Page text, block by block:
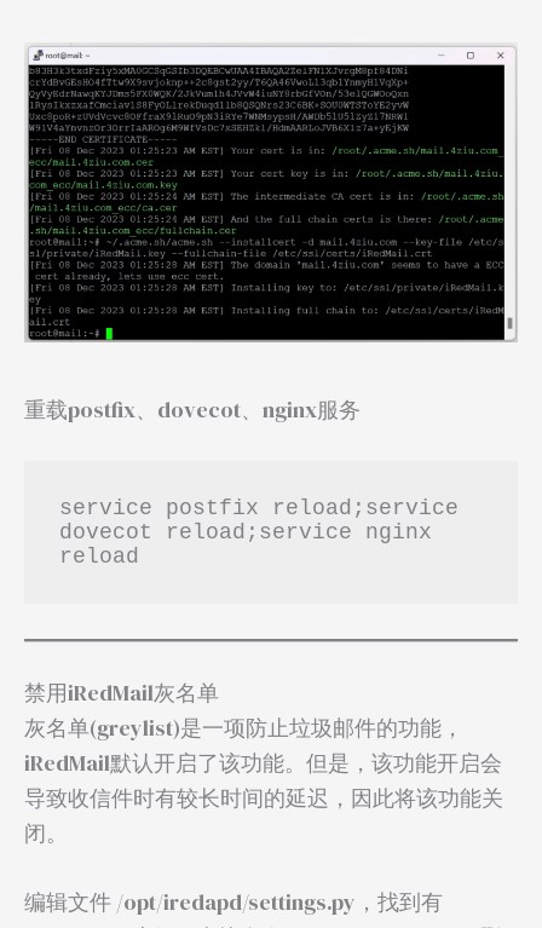
重载postfix、dovecot、nginx服务
service postfix reload;service
dovecot reload;service nginx
reload
禁用iRedMail灰名单
灰名单(greylist)是一项防止垃圾邮件的功能，
iRedMail默认开启了该功能。但是，该功能开启会
导致收信件时有较长时间的延迟，因此将该功能关
闭。
编辑文件 /opt/iredapd/settings.py，找到有